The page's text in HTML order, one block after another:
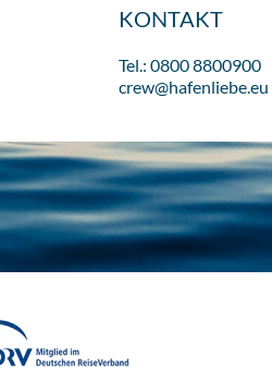
KONTAKT
Tel.: 0800 8800900
crew@hafenliebe.eu